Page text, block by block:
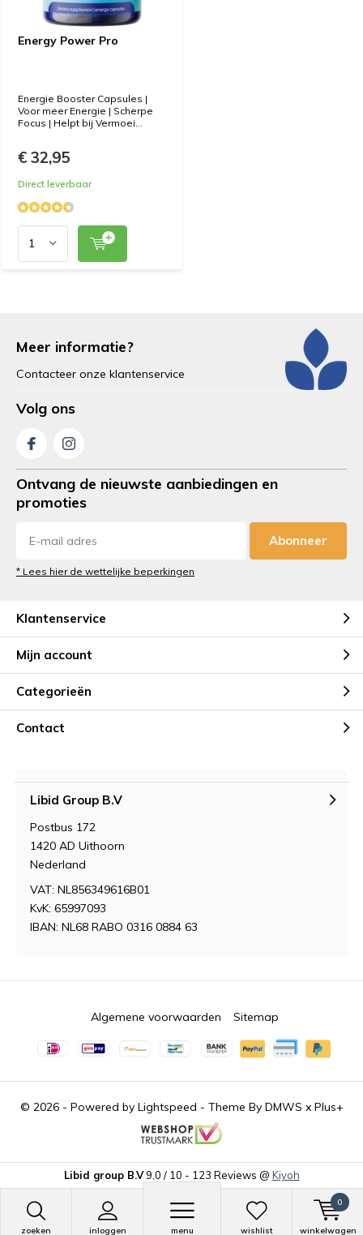
zoeken inloggen menu wishlist winkelwagen
0
Energy Power Pro
Energie Booster Capsules |
Voor meer Energie | Scherpe
Focus | Helpt bij Vermoei...
€ 32,95
Direct leverbaar
Meer informatie?
Contacteer onze klantenservice
Volg ons
Ontvang de nieuwste aanbiedingen en
promoties
Abonneer
* Lees hier de wettelijke beperkingen
Klantenservice
Mijn account
Categorieën
Contact
Libid Group B.V
Postbus 172
1420 AD Uithoorn
Nederland
VAT: NL856349616B01
KvK: 65997093
IBAN: NL68 RABO 0316 0884 63
© 2026 - Powered by Lightspeed - Theme By DMWS x Plus+
Algemene voorwaarden Sitemap
Libid group B.V9,0 / 10 - 123 Reviews @ Kiyoh